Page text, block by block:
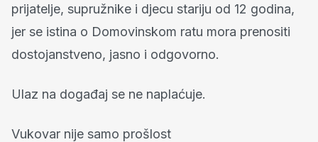
prijatelje, supružnike i djecu stariju od 12 godina,
jer se istina o Domovinskom ratu mora prenositi
dostojanstveno, jasno i odgovorno.
Ulaz na događaj se ne naplaćuje.
Vukovar nije samo prošlost